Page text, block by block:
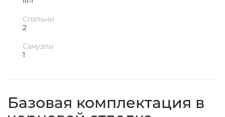
Спальни
2
Санузлы
1
Базовая комплектация в